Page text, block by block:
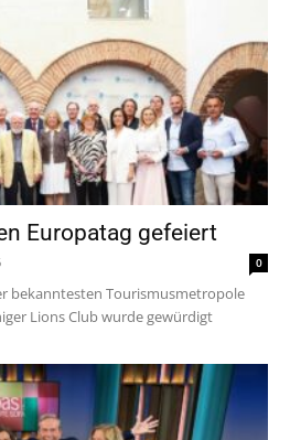
Europatag gefeiert
0
bekanntesten Tourismusmetropole
Lions Club wurde gewürdigt